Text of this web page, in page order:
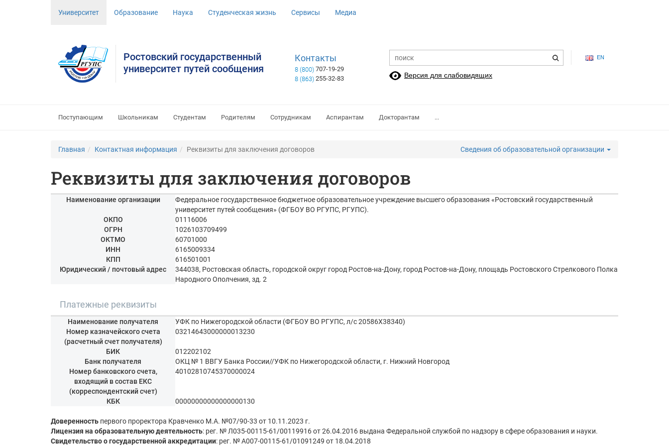
Университет Образование Наука Студенческая жизнь Сервисы Медиа
EN
Ростовский государственный
университет путей сообщения
Контакты
8 (800) 707-19-29
8 (863) 255-32-83 Версия для слабовидящих
Поступающим Школьникам Студентам Родителям Сотрудникам Аспирантам Докторантам ...
Главная Контактная информация Реквизиты для заключения договоров Сведения об образовательной организации
Реквизиты для заключения договоров
Наименование организации
Федеральное государственное бюджетное образовательное учреждение высшего образования «Ростовский государственный
университет путей сообщения» (ФГБОУ ВО РГУПС, РГУПС).
ОКПО
01116006
ОГРН
1026103709499
ОКТМО
60701000
ИНН
6165009334
КПП
616501001
Юридический / почтовый адрес
344038, Ростовская область, городской округ город Ростов-на-Дону, город Ростов-на-Дону, площадь Ростовского Стрелкового Полка
Народного Ополчения, зд. 2
Платежные реквизиты
Наименование получателя
УФК по Нижегородской области (ФГБОУ ВО РГУПС, л/с 20586Х38340)
Номер казначейского счета
(расчетный счет получателя)
03214643000000013230
БИК
012202102
Банк получателя
ОКЦ № 1 ВВГУ Банка России//УФК по Нижегородской области, г. Нижний Новгород
Номер банковского счета,
входящий в состав ЕКС
(корреспондентский счет)
40102810745370000024
КБК 00000000000000000130
Доверенность первого проректора Кравченко М.А. №07/90-33 от 10.11.2023 г.
Лицензия на образовательную деятельность: рег. № Л035-00115-61/00119916 от 26.04.2016 выдана Федеральной службой по надзору в сфере образования и науки.
Свидетельство о государственной аккредитации: рег. № А007-00115-61/01091249 от 18.04.2018